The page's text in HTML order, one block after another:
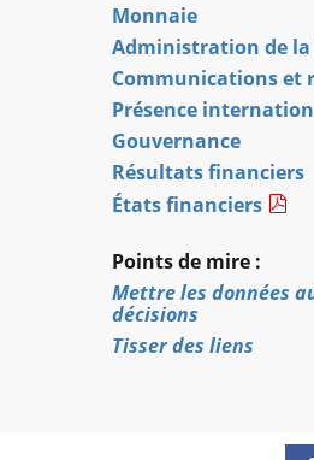
Monnaie
Administration de la
Communications et
Présence
Gouvernance
Résultats financiers
États financiers
Points de mire :
Mettre les données
décisions
Tisser des liens